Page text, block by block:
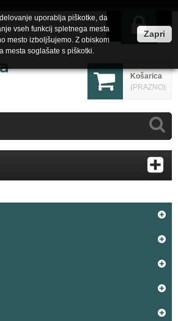
Košarica
(PRAZNO)
uporablja piškotke, da
vseh funkcij spletnega mesta
mesto izboljšujemo. Z obiskom
mesta soglašate s piškotki.
Zapri